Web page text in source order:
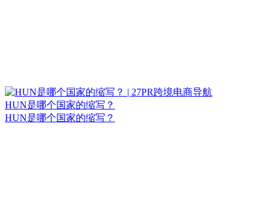
HUN是哪个国家的缩写？
HUN是哪个国家的缩写？